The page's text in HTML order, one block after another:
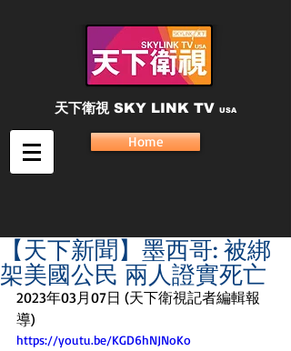
天下衛視 SKY LINK TV USA
Home
【天下新聞】墨西哥: 被綁
架美國公民 兩人證實死亡
2023年03月07日 (天下衛視記者編輯報
導)
https://youtu.be/KGD6hNJNoKo